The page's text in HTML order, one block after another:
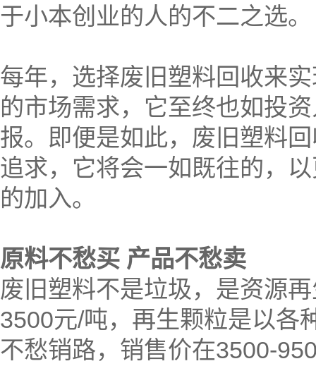
于小本创业的人的不二之选。
每年，选择废旧塑料回收来
的市场需求，它至终也如投
报。即便是如此，废旧塑料
追求，它将会一如既往的，
的加入。
原料不愁买 产品不愁卖
废旧塑料不是垃圾，是资源
3500元/吨，再生颗粒是以各
不愁销路，销售价在3500-